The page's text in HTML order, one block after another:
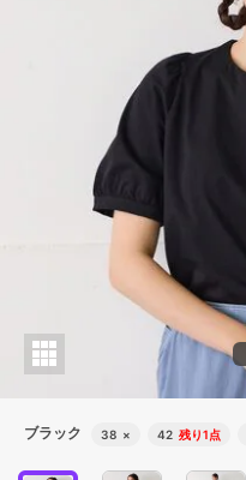
ブラック 38 × 42 残り1点